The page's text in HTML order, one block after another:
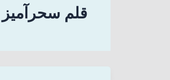
قلم سحرآمیز